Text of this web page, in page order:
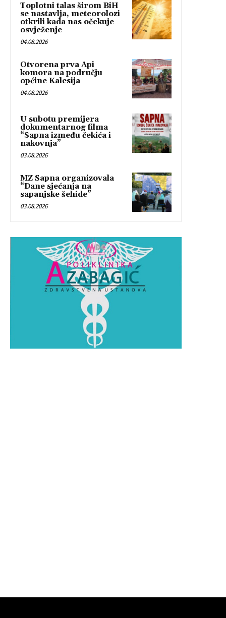
Toplotni talas širom BiH
se nastavlja, meteorolozi
otkrili kada nas očekuje
osvježenje
04.08.2026
Otvorena prva Api
komora na području
općine Kalesija
04.08.2026
U subotu premijera
dokumentarnog filma
“Sapna između čekića i
nakovnja”
03.08.2026
MZ Sapna organizovala
“Dane sjećanja na
sapanjske šehide”
03.08.2026